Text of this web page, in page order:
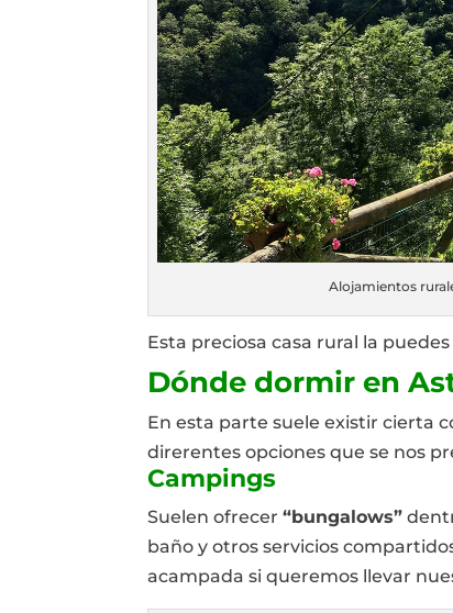
Alojamientos
Esta preciosa casa rural la
Dónde dormir en
En esta parte suele existir cierta
direrentes opciones que se nos
Campings
Suelen ofrecer“bungalows”
baño y otros servicios
acampada si queremos llevar